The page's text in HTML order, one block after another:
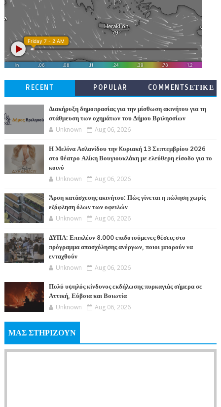
RECENT POPULAR
COMMENTSΕΤΙΚΕ
Διακήρυξη δημοπρασίας για την μίσθωση ακινήτου για τη
στάθμευση των οχημάτων του Δήμου Βριλησσίων
Unknown Aug 06, 2026
Η Μελίνα Ασλανίδου την Kυριακή 13 Σεπτεμβρίου 2026
στο θέατρο Αλίκη Βουγιουκλάκη με ελεύθερη είσοδο για το
κοινό
Unknown Aug 06, 2026
Άρση κατάσχεσης ακινήτου: Πώς γίνεται η πώληση χωρίς
εξόφληση όλων των οφειλών
Unknown Aug 06, 2026
ΔΥΠΑ: Επιπλέον 8.000 επιδοτούμενες θέσεις στο
πρόγραμμα απασχόλησης ανέργων, ποιοι μπορούν να
ενταχθούν
Unknown Aug 06, 2026
Πολύ υψηλός κίνδυνος εκδήλωσης πυρκαγιάς σήμερα σε
Αττική, Εύβοια και Βοιωτία
Unknown Aug 06, 2026
ΜΑΣ ΣΤΗΡΙΖΟΥΝ